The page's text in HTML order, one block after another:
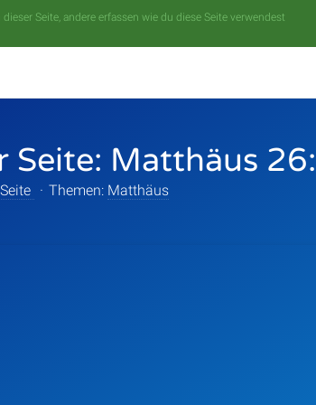
Seite, andere erfassen wie du diese Seite verwendest
Seite: Matthäus
· Themen: Matthäus